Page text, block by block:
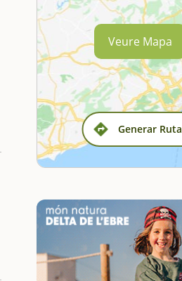
Generar Ruta
Veure Mapa